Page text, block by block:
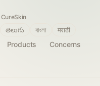
Products
Concerns
తెలుగు বাংলা मराठी